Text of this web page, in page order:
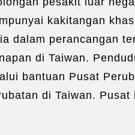
kakitangan
dalam perancangan
di Taiwan.
bantuan Pusat
di Taiwan. Pusat